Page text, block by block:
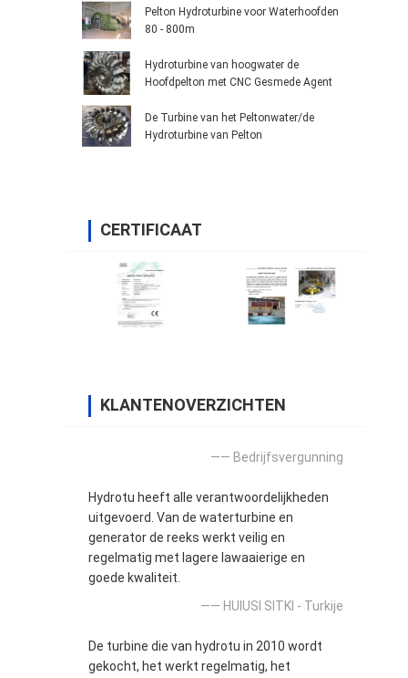
Pelton Hydroturbine voor Waterhoofden
80 - 800m
Hydroturbine van hoogwater de
Hoofdpelton met CNC Gesmede Agent
De Turbine van het Peltonwater/de
Hydroturbine van Pelton
CERTIFICAAT
KLANTENOVERZICHTEN
—— Bedrijfsvergunning
Hydrotu heeft alle verantwoordelijkheden
uitgevoerd. Van de waterturbine en
generator de reeks werkt veilig en
regelmatig met lagere lawaaierige en
goede kwaliteit.
—— HUlUSI SITKI - Turkije
De turbine die van hydrotu in 2010 wordt
gekocht, het werkt regelmatig, het